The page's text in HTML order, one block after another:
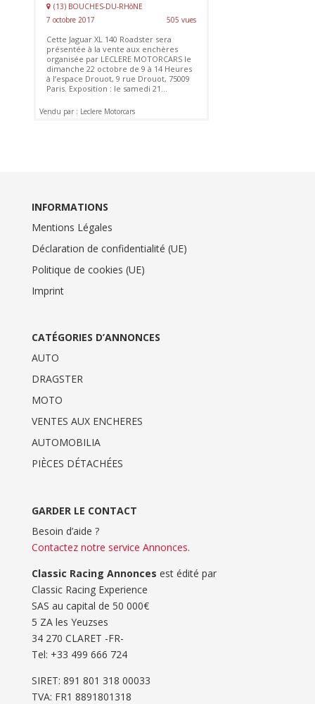
(13) BOUCHES-DU-RHôNE
7 octobre 2017
505 vues
Cette Jaguar XL 140 Roadster sera
présentée à la vente aux enchères
organisée par LECLERE MOTORCARS le
dimanche 22 octobre de 9 à 14 Heures
à l’espace Drouot, 9 rue Drouot, 75009
Paris. Exposition : le samedi 21...
Vendu par : Leclere Motorcars
INFORMATIONS
Mentions Légales
Déclaration de confidentialité (UE)
Politique de cookies (UE)
Imprint
CATÉGORIES D’ANNONCES
AUTO
DRAGSTER
MOTO
VENTES AUX ENCHERES
AUTOMOBILIA
PIÈCES DÉTACHÉES
GARDER LE CONTACT
Besoin d’aide ?
Contactez notre service Annonces.
Classic Racing Annonces est édité par
Classic Racing Experience
SAS au capital de 50 000€
5 ZA les Yeuzses
34 270 CLARET -FR-
Tel: ‭+33 499 666 724‬
SIRET: 891 801 318 00033
TVA: FR1 8891801318